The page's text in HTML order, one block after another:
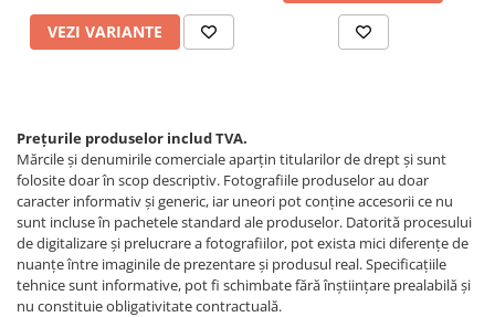
VEZI VARIANTE
Prețurile produselor includ TVA.
Mărcile și denumirile comerciale aparțin titularilor de drept şi sunt
folosite doar în scop descriptiv. Fotografiile produselor au doar
caracter informativ şi generic, iar uneori pot conţine accesorii ce nu
sunt incluse în pachetele standard ale produselor. Datorită procesului
de digitalizare și prelucrare a fotografiilor, pot exista mici diferențe de
nuanțe între imaginile de prezentare și produsul real. Specificaţiile
tehnice sunt informative, pot fi schimbate fără înştiinţare prealabilă şi
nu constituie obligativitate contractuală.